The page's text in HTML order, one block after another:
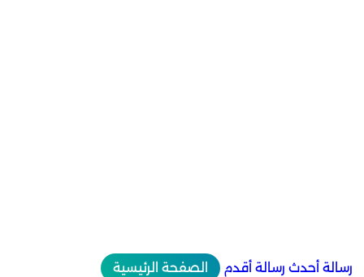
رسالة أحدث رسالة أقدم الصفحة الرئيسية